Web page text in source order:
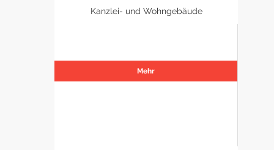
Kanzlei- und Wohngebäude
Mehr